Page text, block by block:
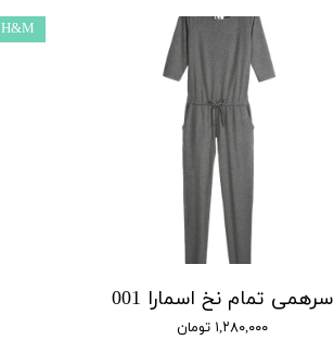
H&M
سرهمی تمام نخ اسمارا 001
۱,۲۸۰,۰۰۰ تومان